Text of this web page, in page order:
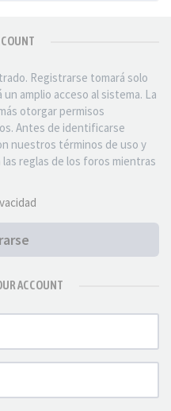
Registrarse tomará solo
amplio acceso al sistema. La
otorgar permisos
Antes de identificarse
nuestros términos de uso y
reglas de los foros mientras
ACCOUNT